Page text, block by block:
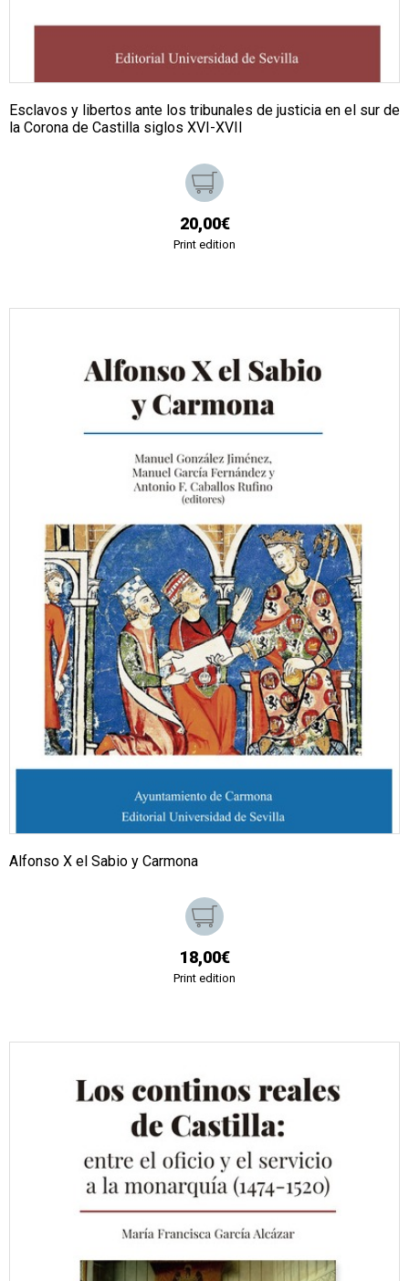
Esclavos y libertos ante los tribunales de justicia en el sur de
la Corona de Castilla siglos XVI-XVII
20,00€
Print edition
Alfonso X el Sabio y Carmona
18,00€
Print edition